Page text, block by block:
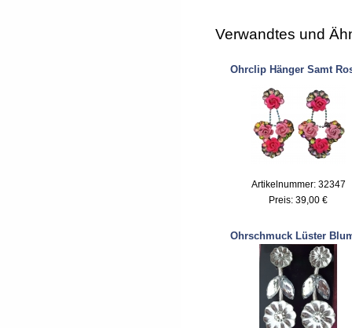
Verwandtes und
Ohrclip Hänger Samt
Artikelnummer: 32347
Preis: 39,00 €
Ohrschmuck Lüster